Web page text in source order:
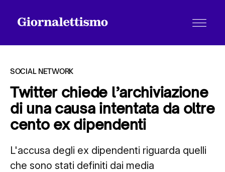
Tutti gli articoli
Chi siamo
SOCIAL NETWORK
Twitter chiede l’archiviazione
di una causa intentata da oltre
cento ex dipendenti
L'accusa degli ex dipendenti riguarda quelli
che sono stati definiti dai media